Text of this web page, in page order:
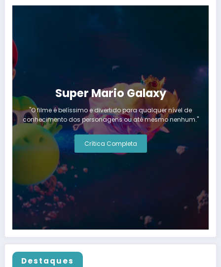
Super Mario Galaxy
"O filme é belíssimo e divertido para qualquer nível de
conhecimento dos personagens ou até mesmo nenhum."
Crítica Completa
Destaques